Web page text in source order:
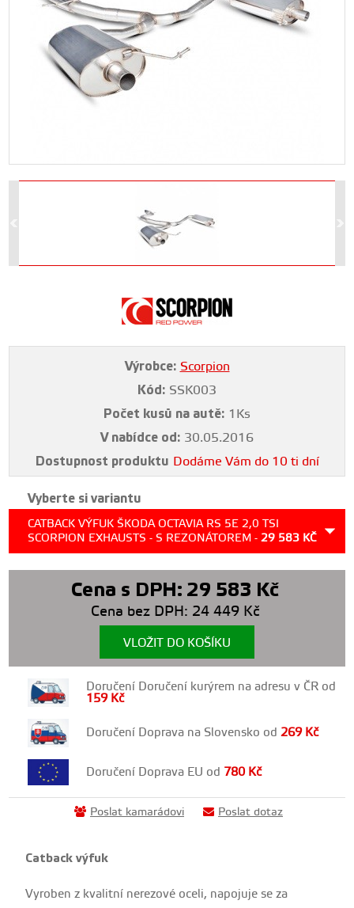
Výrobce: Scorpion
Kód: SSK003
Počet kusů na autě: 1Ks
V nabídce od: 30.05.2016
Dostupnost produktu Dodáme Vám do 10 ti dní
Vyberte si variantu
CATBACK VÝFUK ŠKODA OCTAVIA RS 5E 2,0 TSI
SCORPION EXHAUSTS - S REZONÁTOREM -29 583 KČ
Cena s DPH: 29 583 Kč
Cena bez DPH: 24 449 Kč
VLOŽIT DO KOŠÍKU
Doručení Doručení kurýrem na adresu v ČR od
159 Kč
Doručení Doprava na Slovensko od269 Kč
Doručení Doprava EU od 780 Kč
Poslat kamarádovi Poslat dotaz
Catback výfuk
Vyroben z kvalitní nerezové oceli, napojuje se za